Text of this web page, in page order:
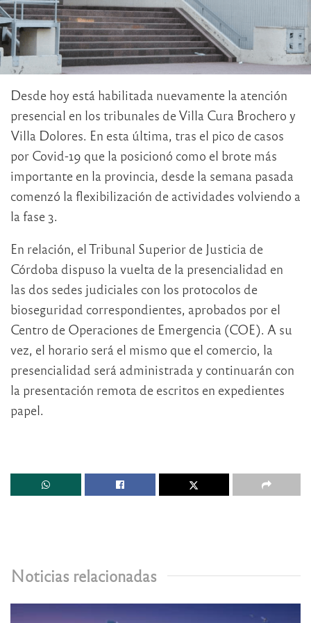
Desde hoy está habilitada nuevamente la atención
presencial en los tribunales de Villa Cura Brochero y
Villa Dolores. En esta última, tras el pico de casos
por Covid-19 que la posicionó como el brote más
importante en la provincia, desde la semana pasada
comenzó la flexibilización de actividades volviendo a
la fase 3.
En relación, el Tribunal Superior de Justicia de
Córdoba dispuso la vuelta de la presencialidad en
las dos sedes judiciales con los protocolos de
bioseguridad correspondientes, aprobados por el
Centro de Operaciones de Emergencia (COE). A su
vez, el horario será el mismo que el comercio, la
presencialidad será administrada y continuarán con
la presentación remota de escritos en expedientes
papel.
Noticias relacionadas